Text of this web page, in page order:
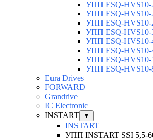
УПП ESQ-HVS10-
УПП ESQ-HVS10-
УПП ESQ-HVS10-
УПП ESQ-HVS10-
УПП ESQ-HVS10-
УПП ESQ-HVS10-
УПП ESQ-HVS10-
УПП ESQ-HVS10-
Eura Drives
FORWARD
Grandrive
IC Electronic
INSTART
▼
INSTART
УПП INSTART SSI 5,5-